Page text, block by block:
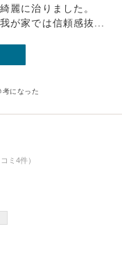
麗に治りました。
が家では信頼感抜...
考になった
ミ4件）